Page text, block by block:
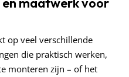
op veel verschillende
die praktisch werken,
monteren zijn – of het